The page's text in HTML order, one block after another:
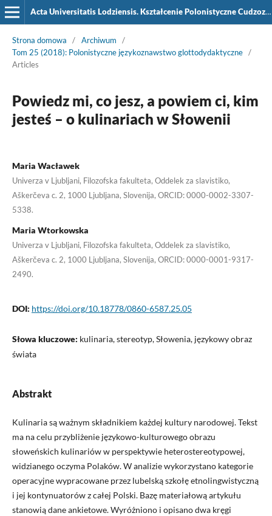
Acta Universitatis Lodziensis. Kształcenie Polonistyczne Cudzoziemców
Strona domowa / Archiwum
/
Tom 25 (2018): Polonistyczne językoznawstwo glottodydaktyczne /
Articles
Powiedz mi, co jesz, a powiem ci, kim
jesteś – o kulinariach w Słowenii
Maria Wacławek
Univerza v Ljubljani, Filozofska fakulteta, Oddelek za slavistiko,
Aškerčeva c. 2, 1000 Ljubljana, Slovenija, ORCID: 0000-0002-3307-
5338.
Maria Wtorkowska
Univerza v Ljubljani, Filozofska fakulteta, Oddelek za slavistiko,
Aškerčeva c. 2, 1000 Ljubljana, Slovenija, ORCID: 0000-0001-9317-
2490.
DOI: https://doi.org/10.18778/0860-6587.25.05
Słowa kluczowe: kulinaria, stereotyp, Słowenia, językowy obraz
świata
Abstrakt
Kulinaria są ważnym składnikiem każdej kultury narodowej. Tekst
ma na celu przybliżenie językowo-kulturowego obrazu
słoweńskich kulinariów w perspektywie heterostereotypowej,
widzianego oczyma Polaków. W analizie wykorzystano kategorie
operacyjne wypracowane przez lubelską szkołę etnolingwistyczną
i jej kontynuatorów z całej Polski. Bazę materiałową artykułu
stanowią dane ankietowe. Wyróżniono i opisano dwa kręgi